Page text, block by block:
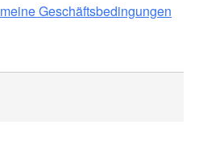
Geschäftsbedingungen